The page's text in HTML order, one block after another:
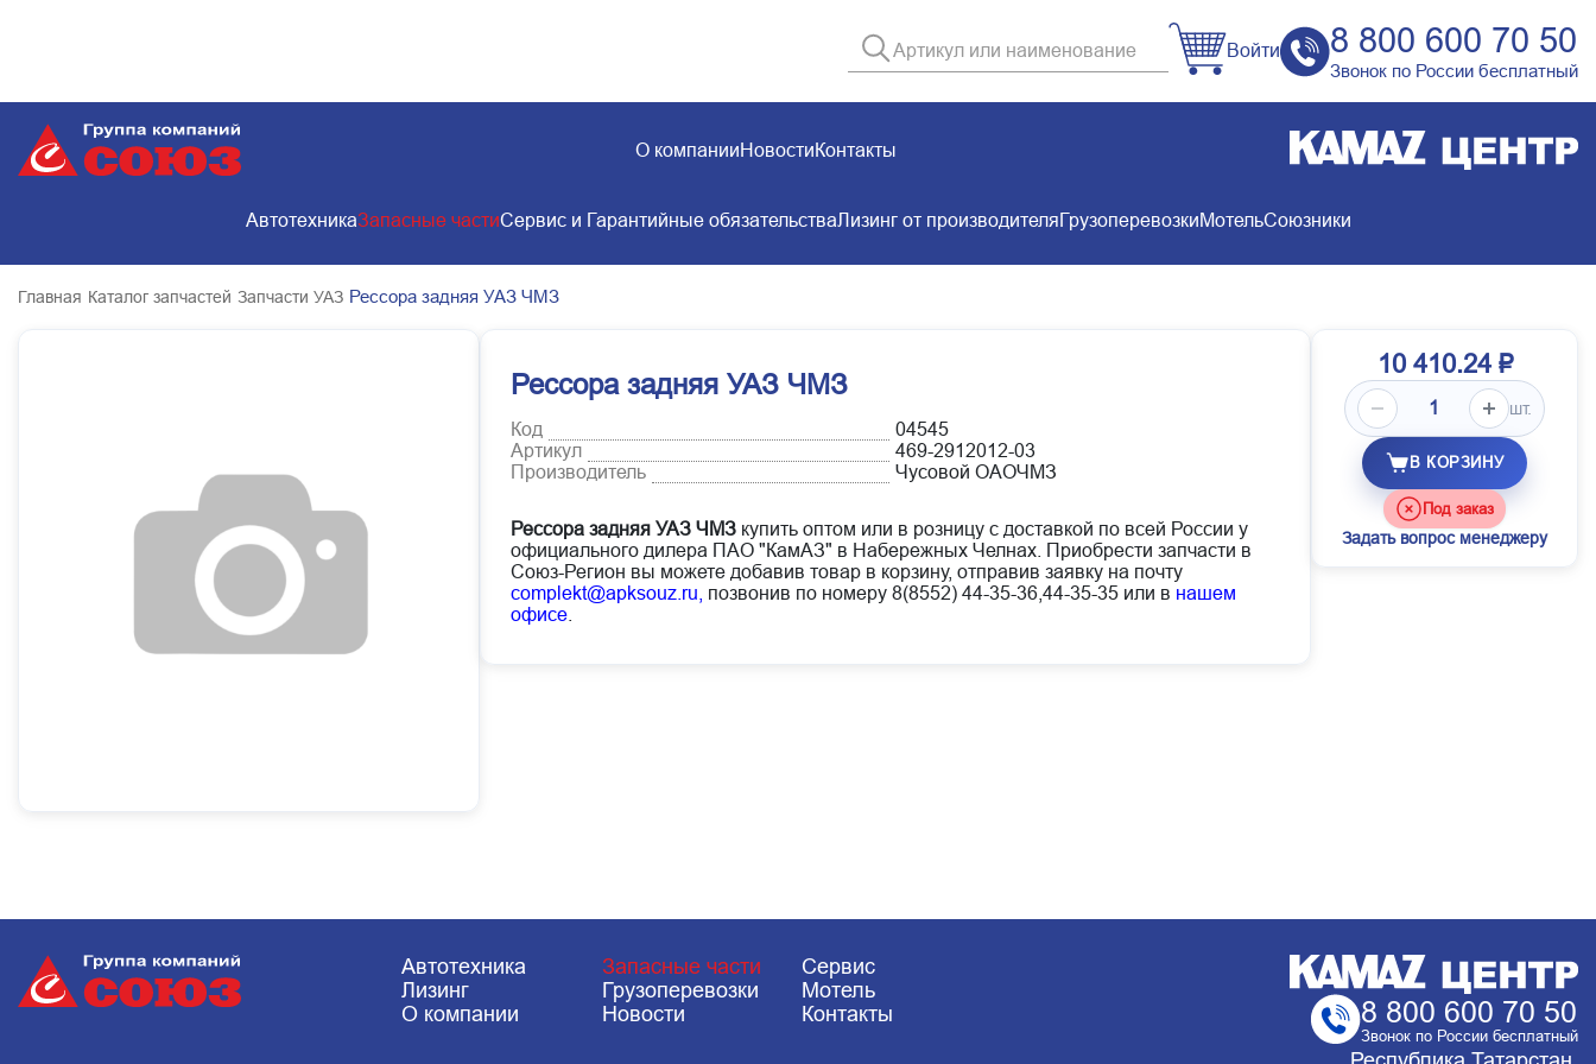
Войти 8 800 600 70 50
Звонок по России бесплатный
О компанииНовостиКонтакты
АвтотехникаЗапасные частиСервис и Гарантийные обязательстваЛизинг от производителяГрузоперевозкиМотельСоюзники
Главная Каталог запчастей Запчасти УАЗ Рессора задняя УАЗ ЧМЗ
Рессора задняя УАЗ ЧМЗ
Код
04545
Артикул
469-2912012-03
Производитель
Чусовой ОАОЧМЗ
Рессора задняя УАЗ ЧМЗ купить оптом или в розницу с доставкой по всей России у
официального дилера ПАО "КамАЗ" в Набережных Челнах. Приобрести запчасти в
Союз-Регион вы можете добавив товар в корзину, отправив заявку на почту
complekt@apksouz.ru, позвонив по номеру 8(8552) 44-35-36,44-35-35 или в нашем
офисе
10 410.24 ₽
шт.
В КОРЗИНУ
Под заказ
Задать вопрос менеджеру
Автотехника Запасные части
Сервис
Лизинг
Грузоперевозки
Мотель
О компании
Новости Контакты 8 800 600 70 50
Звонок по России бесплатный